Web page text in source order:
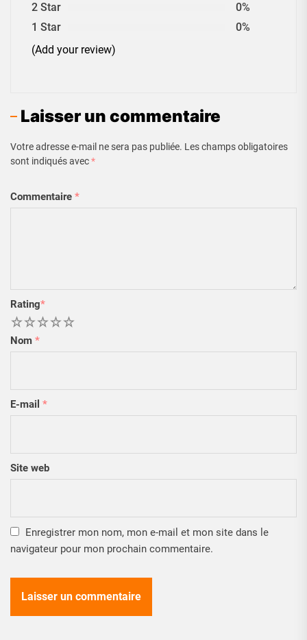
2 Star
0%
1 Star
0%
(Add your review)
Laisser un commentaire
Votre adresse e-mail ne sera pas publiée. Les champs obligatoires
sont indiqués avec*
Commentaire *
Rating*
5
4
3
2
Nom *
E-mail *
Site web
Enregistrer mon nom, mon e-mail et mon site dans le
navigateur pour mon prochain commentaire.